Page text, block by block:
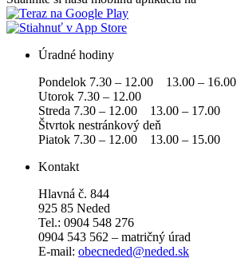
Úradné hodiny
Pondelok 7.30 – 12.00 13.00 – 16.00
Utorok 7.30 – 12.00
Streda 7.30 – 12.00 13.00 – 17.00
Štvrtok nestránkový deň
Piatok 7.30 – 12.00 13.00 – 15.00
Kontakt
Hlavná č. 844
925 85 Neded
Tel.: 0904 548 276
0904 543 562 – matričný úrad
E-mail: obecneded@neded.sk